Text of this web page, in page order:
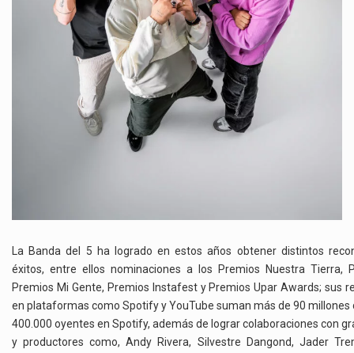
La Banda del 5 ha logrado en estos años obtener distintos
éxitos, entre ellos nominaciones a los Premios Nuestra Tierra,
Premios Mi Gente, Premios Instafest y Premios Upar Awards; sus
en plataformas como Spotify y YouTube suman más de 90 millones
400.000 oyentes en Spotify, además de lograr colaboraciones con
y productores como, Andy Rivera, Silvestre Dangond, Jader